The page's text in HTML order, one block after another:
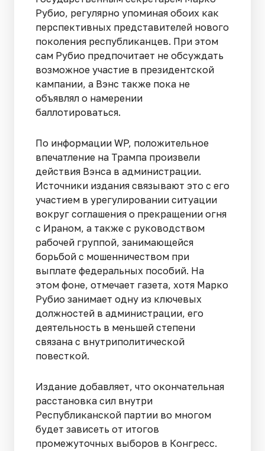
Рубио, регулярно упоминая обоих как
перспективных представителей нового
поколения республиканцев. При этом
сам Рубио предпочитает не обсуждать
возможное участие в президентской
кампании, а Вэнс также пока не
объявлял о намерении
баллотироваться.
По информации WP, положительное
впечатление на Трампа произвели
действия Вэнса в администрации.
Источники издания связывают это с его
участием в урегулировании ситуации
вокруг соглашения о прекращении огня
с Ираном, а также с руководством
рабочей группой, занимающейся
борьбой с мошенничеством при
выплате федеральных пособий. На
этом фоне, отмечает газета, хотя Марко
Рубио занимает одну из ключевых
должностей в администрации, его
деятельность в меньшей степени
связана с внутриполитической
повесткой.
Издание добавляет, что окончательная
расстановка сил внутри
Республиканской партии во многом
будет зависеть от итогов
промежуточных выборов в Конгресс.